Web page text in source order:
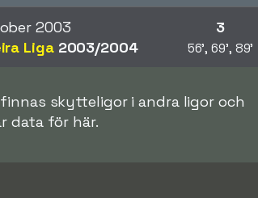
2003
Liga2003/2004
3
56', 69', 89'
skytteligor i andra ligor och
data för här.